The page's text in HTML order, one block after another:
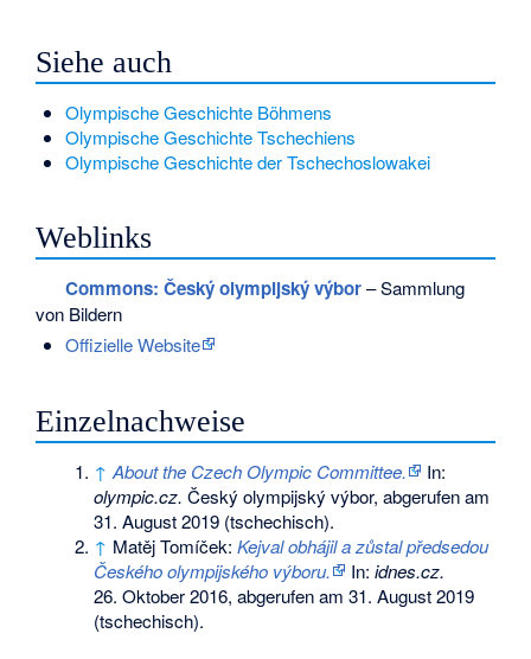
Siehe auch
Olympische Geschichte Böhmens
Olympische Geschichte Tschechiens
Olympische Geschichte der Tschechoslowakei
Weblinks
Commons: Český olympijský výbor– Sammlung
von Bildern
Offizielle Website
Einzelnachweise
↑ About the Czech Olympic Committee.
In:
olympic.cz. Český olympijský výbor, abgerufen am
31. August 2019 (tschechisch).
↑ Matěj Tomíček:Kejval obhájil a zůstal předsedou
Českého olympijského výboru.
In:idnes.cz.
26. Oktober 2016, abgerufen am 31. August 2019
(tschechisch).